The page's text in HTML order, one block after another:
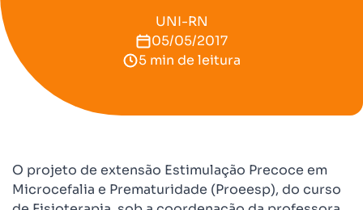
UNI-RN
05/05/2017
5 min de leitura
O projeto de extensão Estimulação Precoce em
Microcefalia e Prematuridade (Proeesp), do curso